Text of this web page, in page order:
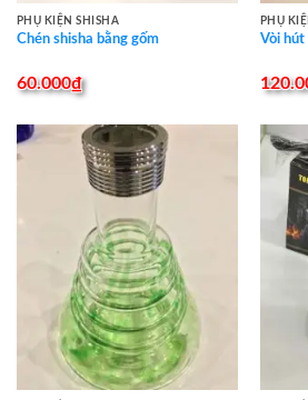
PHỤ KIỆN SHISHA
Chén shisha bằng gốm
60.000₫
PHỤ
Vòi hút